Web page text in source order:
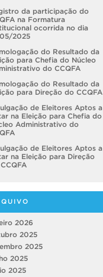
da participação do
na Formatura
ocorrida no dia
2025
do Resultado da
para Chefia do Núcleo
do CCQFA
do Resultado da
para Direção do CCQFA
de Eleitores Aptos a
na Eleição para Chefia do
Administrativo do
de Eleitores Aptos a
na Eleição para Direção
2026
2025
2025
2025
2025